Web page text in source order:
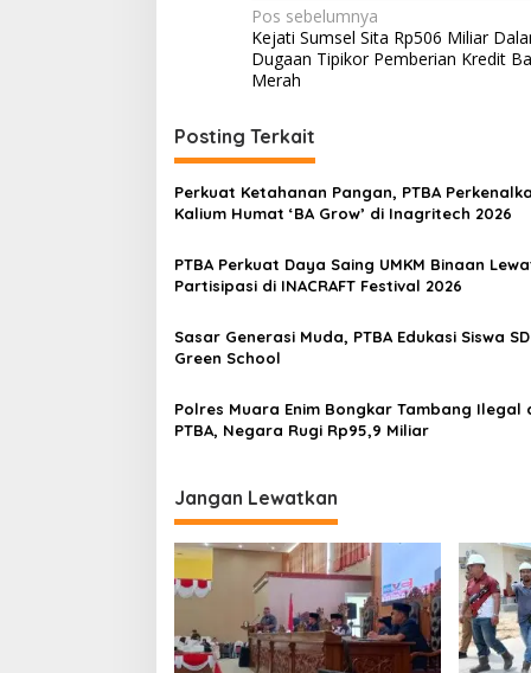
N
a
v
i
g
a
s
i
p
s
Pos sebelumnya
Kejati Sumsel Sita Rp506 Miliar
Dugaan Tipikor Pemberian Kredit
Merah
Posting Terkait
Perkuat Ketahanan Pangan, PTBA
Kalium Humat ‘BA Grow’ di Inagritech 2026
PTBA Perkuat Daya Saing UMKM Binaan
Partisipasi di INACRAFT Festival 2026
Sasar Generasi Muda, PTBA Edukasi Siswa
Green School
Polres Muara Enim Bongkar Tambang Ilegal
PTBA, Negara Rugi Rp95,9 Miliar
Jangan Lewatkan